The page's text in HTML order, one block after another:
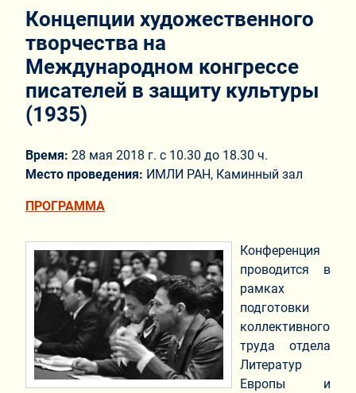
Концепции художественного
творчества на
Международном конгрессе
писателей в защиту культуры
(1935)
Время: 28 мая 2018 г. с 10.30 до 18.30 ч.
Место проведения: ИМЛИ РАН, Каминный зал
ПРОГРАММА
Конференция
проводится в
рамках
подготовки
коллективного
труда отдела
Литератур
Европы и